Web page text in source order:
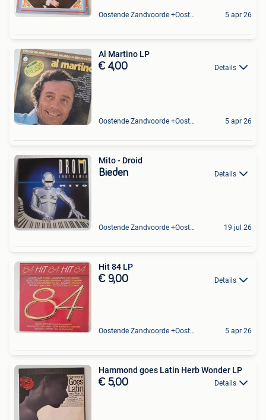
Oostende Zandvoorde +Oostende 5 apr 26
Al Martino LP
€ 4,00 Details
Oostende Zandvoorde +Oostende 5 apr 26
Mito - Droid
Bieden Details
Oostende Zandvoorde +Oostende 19 jul 26
Hit 84 LP
€ 9,00 Details
Oostende Zandvoorde +Oostende 5 apr 26
Hammond goes Latin Herb Wonder LP
€ 5,00 Details